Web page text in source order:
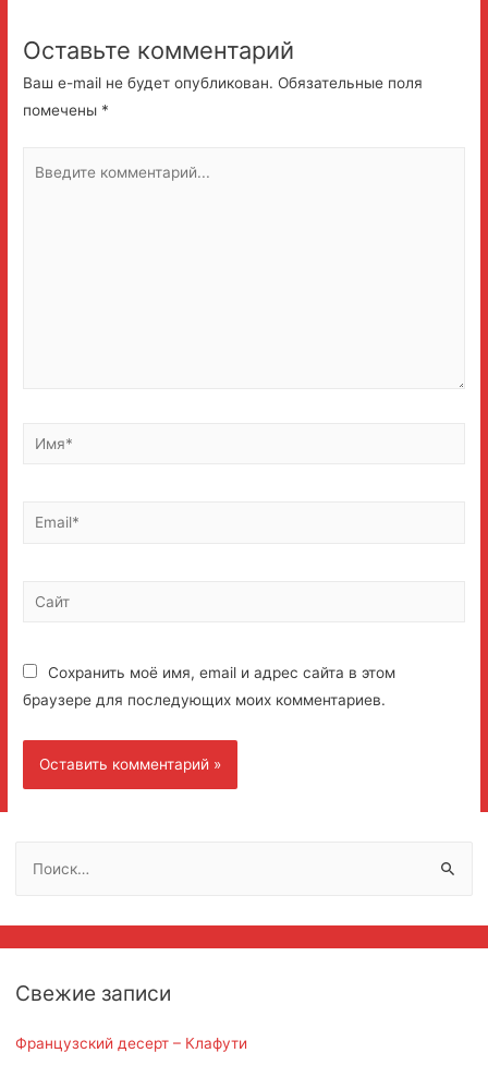
Оставьте комментарий
Ваш e-mail не будет опубликован. Обязательные поля
помечены *
Имя*
Email*
Сайт
Сохранить моё имя, email и адрес сайта в этом
браузере для последующих моих комментариев.
:Свежие записи
Французский десерт – Клафути